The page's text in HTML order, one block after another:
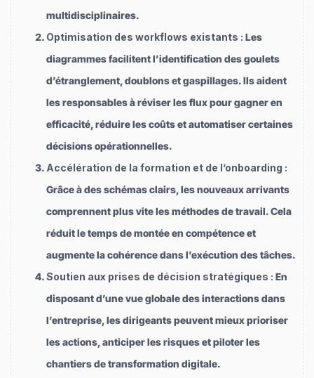
multidisciplinaires.
Optimisation des workflows existants : Les
diagrammes facilitent l’identification des goulets
d’étranglement, doublons et gaspillages. Ils aident
les responsables à réviser les flux pour gagner en
efficacité, réduire les coûts et automatiser certaines
décisions opérationnelles.
Accélération de la formation et de l’onboarding :
Grâce à des schémas clairs, les nouveaux arrivants
comprennent plus vite les méthodes de travail. Cela
réduit le temps de montée en compétence et
augmente la cohérence dans l’exécution des tâches.
Soutien aux prises de décision stratégiques : En
disposant d’une vue globale des interactions dans
l’entreprise, les dirigeants peuvent mieux prioriser
les actions, anticiper les risques et piloter les
chantiers de transformation digitale.